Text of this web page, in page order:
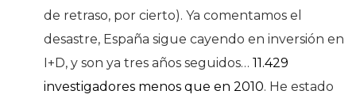
de retraso, por cierto). Ya comentamos el
desastre, España sigue cayendo en inversión en
I+D, y son ya tres años seguidos… 11.429
investigadores menos que en 2010. He estado